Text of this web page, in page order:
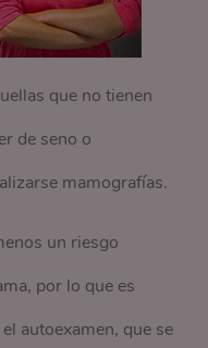
que no tienen
de seno o
mamografías.
un riesgo
por lo que es
autoexamen, que se